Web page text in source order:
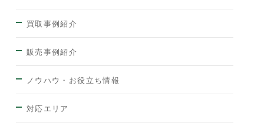
買取事例紹介
販売事例紹介
ノウハウ・お役立ち情報
対応エリア